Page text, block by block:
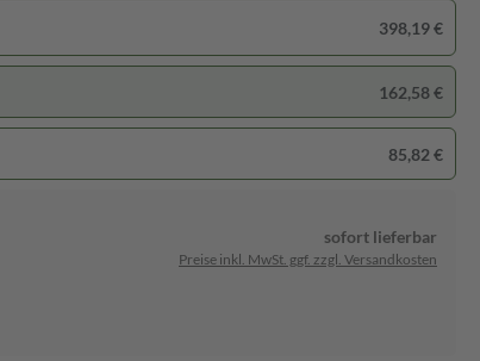
398,19 €
162,58 €
85,82 €
sofort lieferbar
Preise inkl. MwSt. ggf. zzgl. Versandkosten